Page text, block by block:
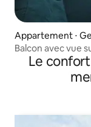
Appartement ⋅
Balcon avec vue
SkyWorlds
Le